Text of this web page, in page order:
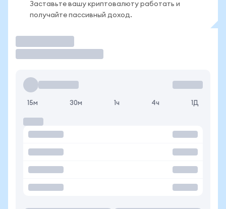
Заставьте вашу криптовалюту работать и
получайте пассивный доход.
15м 30м 1ч 4ч 1Д